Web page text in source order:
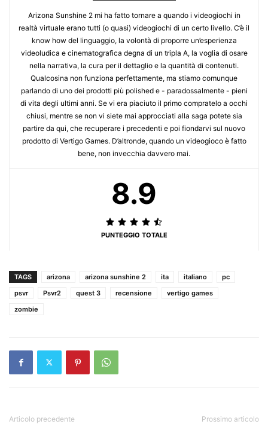
Arizona Sunshine 2 mi ha fatto tornare a quando i videogiochi in
realtà virtuale erano tutti (o quasi) videogiochi di un certo livello. C’è il
know how del linguaggio, la volontà di proporre un’esperienza
videoludica e cinematografica degna di un tripla A, la voglia di osare
nella narrativa, la cura per il dettaglio e la quantità di contenuti.
Qualcosina non funziona perfettamente, ma stiamo comunque
parlando di uno dei prodotti più polished e - paradossalmente - pieni
di vita degli ultimi anni. Se vi era piaciuto il primo compratelo a occhi
chiusi, mentre se non vi siete mai approcciati alla saga potete sia
partire da qui, che recuperare i precedenti e poi fiondarvi sul nuovo
prodotto di Vertigo Games. D’altronde, quando un videogioco è fatto
bene, non invecchia davvero mai.
8.9
PUNTEGGIO TOTALE
TAGS arizona arizona sunshine 2 ita italiano
pc
psvr
Psvr2 quest 3 recensione
vertigo games
zombie
Articolo precedente Prossimo articolo